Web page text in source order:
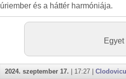
úriember és a háttér harmóniája.
2024. szeptember 17. | 17:27 |